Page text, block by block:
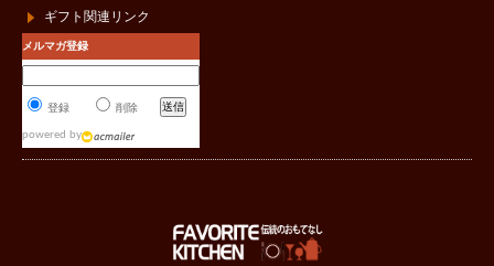
ギフト関連リンク
メルマガ登録
登録 削除
powered by